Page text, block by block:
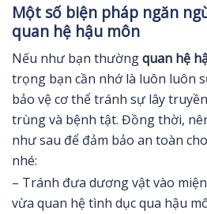
Một số biện pháp ngăn
quan hệ hậu môn
Nếu như bạn thườngquan hệ
trọng bạn cần nhớ là luôn luôn
bảo vệ cơ thể tránh sự lây
trùng và bệnh tật. Đồng thời,
như sau để đảm bảo an toàn
nhé:
– Tránh đưa dương vật vào
vừa quan hệ tình dục qua hậu